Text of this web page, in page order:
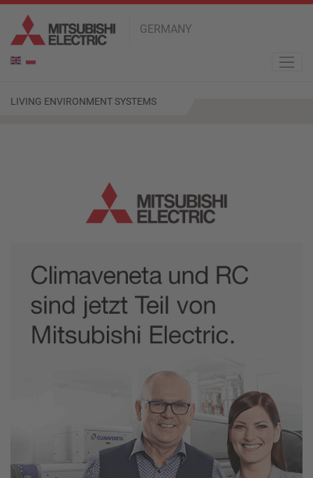
GERMANY
en pl
LIVING ENVIRONMENT SYSTEMS